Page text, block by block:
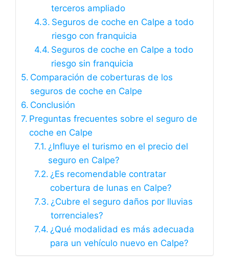
terceros ampliado
Seguros de coche en Calpe a todo
riesgo con franquicia
Seguros de coche en Calpe a todo
riesgo sin franquicia
Comparación de coberturas de los
seguros de coche en Calpe
Conclusión
Preguntas frecuentes sobre el seguro de
coche en Calpe
¿Influye el turismo en el precio del
seguro en Calpe?
¿Es recomendable contratar
cobertura de lunas en Calpe?
¿Cubre el seguro daños por lluvias
torrenciales?
¿Qué modalidad es más adecuada
para un vehículo nuevo en Calpe?